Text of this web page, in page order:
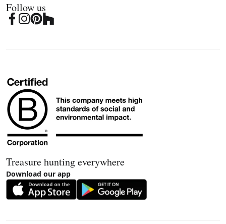
Follow us
Treasure hunting everywhere
Download our app